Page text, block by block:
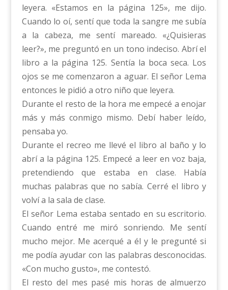
leyera. «Estamos en la página 125», me dijo.
Cuando lo oí, sentí que toda la sangre me subía
a la cabeza, me sentí mareado. «¿Quisieras
leer?», me preguntó en un tono indeciso. Abrí el
libro a la página 125. Sentía la boca seca. Los
ojos se me comenzaron a aguar. El señor Lema
entonces le pidió a otro niño que leyera.
Durante el resto de la hora me empecé a enojar
más y más conmigo mismo. Debí haber leído,
pensaba yo.
Durante el recreo me llevé el libro al baño y lo
abrí a la página 125. Empecé a leer en voz baja,
pretendiendo que estaba en clase. Había
muchas palabras que no sabía. Cerré el libro y
volví a la sala de clase.
El señor Lema estaba sentado en su escritorio.
Cuando entré me miró sonriendo. Me sentí
mucho mejor. Me acerqué a él y le pregunté si
me podía ayudar con las palabras desconocidas.
«Con mucho gusto», me contestó.
El resto del mes pasé mis horas de almuerzo